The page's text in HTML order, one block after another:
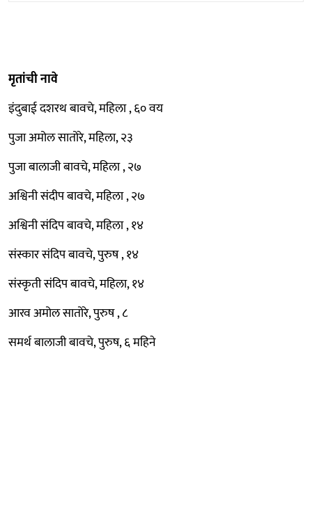
मृतांची नावे
इंदुबाई दशरथ बावचे, महिला , ६० वय
पुजा अमोल सातोरे, महिला, २३
पुजा बालाजी बावचे, महिला , २७
अश्विनी संदीप बावचे, महिला , २७
अश्विनी संदिप बावचे, महिला , १४
संस्कार संदिप बावचे, पुरुष , १४
संस्कृती संदिप बावचे, महिला, १४
आरव अमोल सातोरे, पुरुष , ८
समर्थ बालाजी बावचे, पुरुष, ६ महिने